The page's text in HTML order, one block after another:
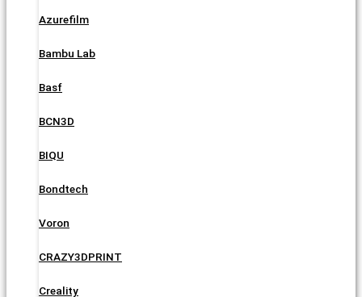
Azurefilm
Bambu Lab
Basf
BCN3D
BIQU
Bondtech
Voron
CRAZY3DPRINT
Creality